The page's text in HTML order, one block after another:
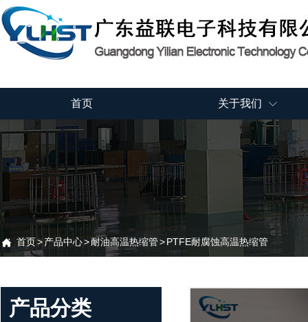
首页 关于我们 
 首页> 产品中心>耐油高温热缩管> PTFE耐腐蚀高温热缩管
产品分类